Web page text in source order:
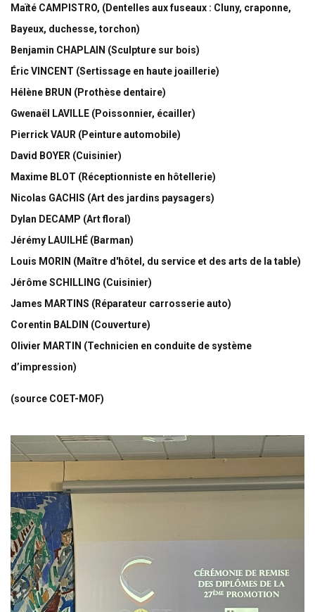
Maïté CAMPISTRO, (Dentelles aux fuseaux : Cluny, craponne,
Bayeux, duchesse, torchon)
Benjamin CHAPLAIN (Sculpture sur bois)
Éric VINCENT (Sertissage en haute joaillerie)
Hélène BRUN (Prothèse dentaire)
Gwenaël LAVILLE (Poissonnier, écailler)
Pierrick VAUR (Peinture automobile)
David BOYER (Cuisinier)
Maxime BLOT (Réceptionniste en hôtellerie)
Nicolas GACHIS (Art des jardins paysagers)
Dylan DECAMP (Art floral)
Jérémy LAUILHÉ (Barman)
Louis MORIN (Maître d'hôtel, du service et des arts de la table)
Jérôme SCHILLING (Cuisinier)
James MARTINS (Réparateur carrosserie auto)
Corentin BALDIN (Couverture)
Olivier MARTIN (Technicien en conduite de système
d’impression)
(source COET-MOF)